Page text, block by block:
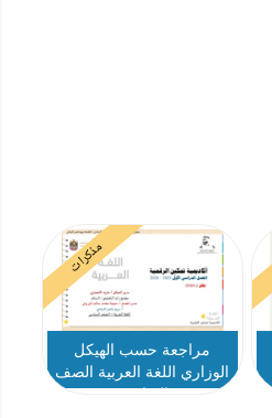
مذكرات
مراجعة حسب الهيكل
الوزاري اللغة العربية الصف